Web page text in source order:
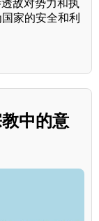
敌对势力和执
家的安全和利
中的意